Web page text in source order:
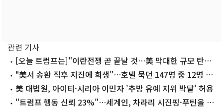
관련 기사
[오늘 트럼프는]"이란전쟁 곧 끝날 것…美 막대한 규모 탄약
보유"
"美서 송환 직후 지진에 희생"…호텔 묵던 147명 중 12명 생
존 美 대법원, 아이티·시리아 이민자 '추방 유예 지위 박탈' 허용
"트럼프 행동 신뢰 23%"…세계인, 차라리 시진핑·푸틴을 더